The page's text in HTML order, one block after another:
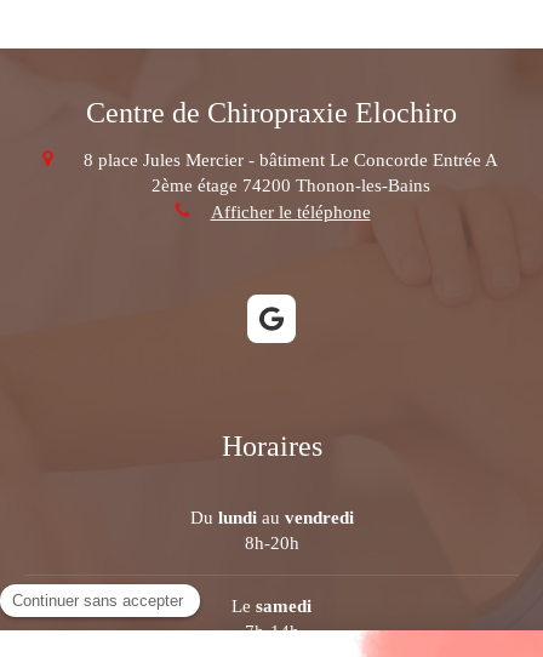
Centre de Chiropraxie Elochiro
8 place Jules Mercier - bâtiment Le Concorde Entrée A
2ème étage 74200 Thonon-les-Bains
Afficher le téléphone
Horaires
Du lundiau vendredi
8h-20h
Le samedi
7h-14h